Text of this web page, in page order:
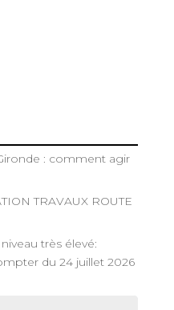
: comment agir
TRAVAUX ROUTE
très élevé:
du 24 juillet 2026